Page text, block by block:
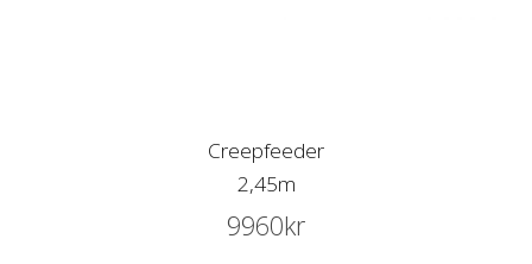
Creepfeeder
2,45m
9960kr